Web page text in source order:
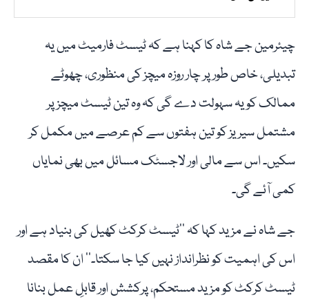
چیئرمین جے شاہ کا کہنا ہے کہ ٹیسٹ فارمیٹ میں یہ
تبدیلی، خاص طور پر چار روزہ میچز کی منظوری، چھوٹے
ممالک کو یہ سہولت دے گی کہ وہ تین ٹیسٹ میچز پر
مشتمل سیریز کو تین ہفتوں سے کم عرصے میں مکمل کر
سکیں۔ اس سے مالی اور لاجسٹک مسائل میں بھی نمایاں
کمی آئے گی۔
جے شاہ نے مزید کہا کہ ’’ٹیسٹ کرکٹ کھیل کی بنیاد ہے اور
اس کی اہمیت کو نظرانداز نہیں کیا جا سکتا۔‘‘ ان کا مقصد
ٹیسٹ کرکٹ کو مزید مستحکم، پرکشش اور قابلِ عمل بنانا